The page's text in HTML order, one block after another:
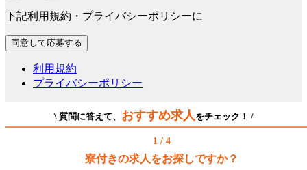
下記利用規約・プライバシーポリシーに
利用規約
プライバシーポリシー
\ 質問に答えて、 おすすめ求人 をチェック！ /
1 / 4
寮付きの求人をお探しですか？